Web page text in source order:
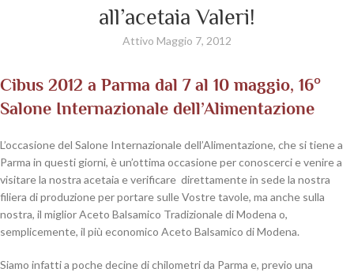
all’acetaia Valeri!
Attivo Maggio 7, 2012
Cibus 2012 a Parma dal 7 al 10 maggio, 16°
Salone Internazionale dell’Alimentazione
L’occasione del Salone Internazionale dell’Alimentazione, che si tiene a
Parma in questi giorni, è un’ottima occasione per conoscerci e venire a
visitare la nostra acetaia e verificare direttamente in sede la nostra
filiera di produzione per portare sulle Vostre tavole, ma anche sulla
nostra, il miglior Aceto Balsamico Tradizionale di Modena o,
semplicemente, il più economico Aceto Balsamico di Modena.
Siamo infatti a poche decine di chilometri da Parma e, previo una